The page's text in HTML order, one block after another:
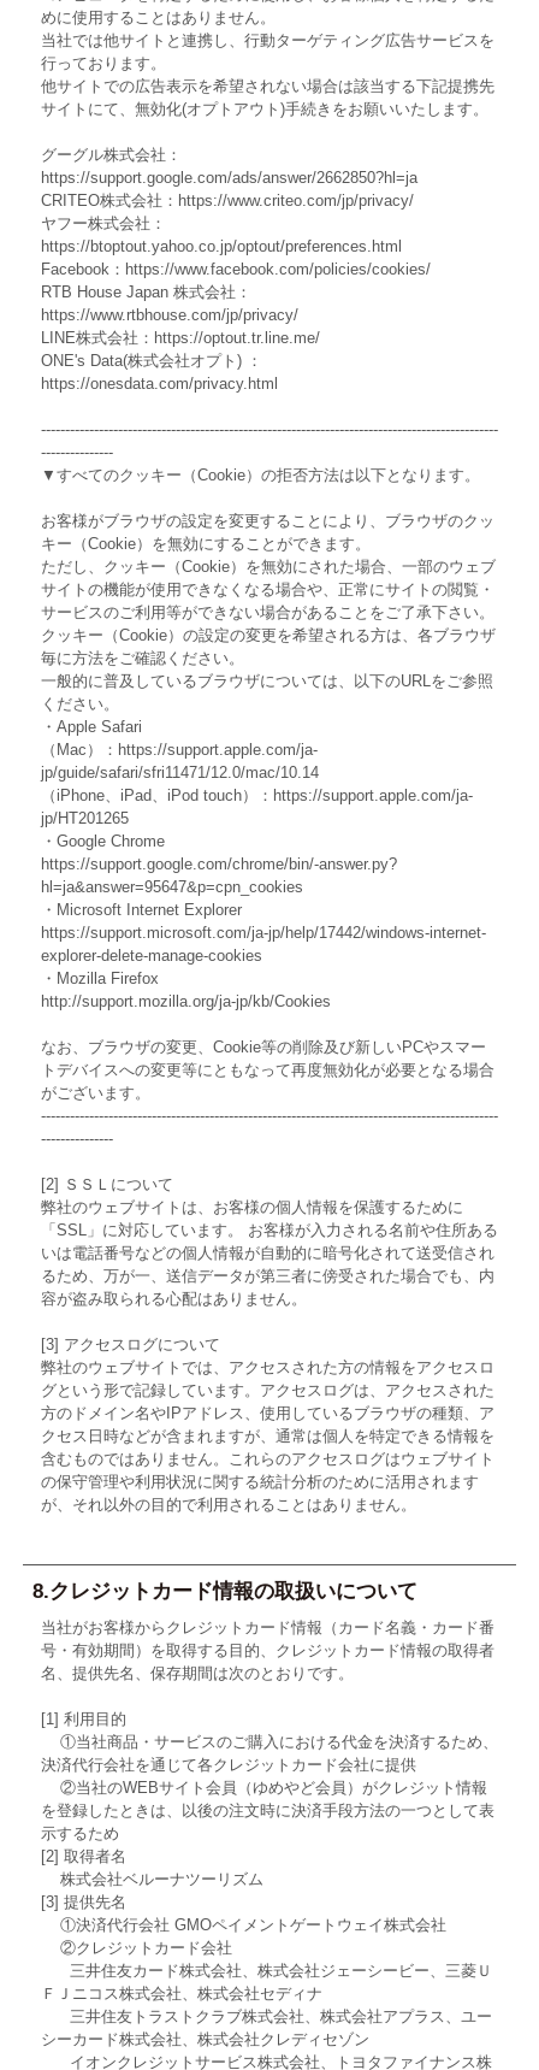
めに使用することはありません。
当社では他サイトと連携し、行動ターゲティング広告サービスを
行っております。
他サイトでの広告表示を希望されない場合は該当する下記提携先
サイトにて、無効化(オプトアウト)手続きをお願いいたします。
グーグル株式会社：
https://support.google.com/ads/answer/2662850?hl=ja
CRITEO株式会社：https://www.criteo.com/jp/privacy/
ヤフー株式会社：
https://btoptout.yahoo.co.jp/optout/preferences.html
Facebook：https://www.facebook.com/policies/cookies/
RTB House Japan 株式会社：
https://www.rtbhouse.com/jp/privacy/
LINE株式会社：https://optout.tr.line.me/
ONE's Data(株式会社オプト) ：
https://onesdata.com/privacy.html
-----------------------------------------------------------------------------------------------
---------------
▼すべてのクッキー（Cookie）の拒否方法は以下となります。
お客様がブラウザの設定を変更することにより、ブラウザのクッ
キー（Cookie）を無効にすることができます。
ただし、クッキー（Cookie）を無効にされた場合、一部のウェブ
サイトの機能が使用できなくなる場合や、正常にサイトの閲覧・
サービスのご利用等ができない場合があることをご了承下さい。
クッキー（Cookie）の設定の変更を希望される方は、各ブラウザ
毎に方法をご確認ください。
一般的に普及しているブラウザについては、以下のURLをご参照
ください。
・Apple Safari
（Mac）：https://support.apple.com/ja-
jp/guide/safari/sfri11471/12.0/mac/10.14
（iPhone、iPad、iPod touch）：https://support.apple.com/ja-
jp/HT201265
・Google Chrome
https://support.google.com/chrome/bin/-answer.py?
hl=ja&answer=95647&p=cpn_cookies
・Microsoft Internet Explorer
https://support.microsoft.com/ja-jp/help/17442/windows-internet-
explorer-delete-manage-cookies
・Mozilla Firefox
http://support.mozilla.org/ja-jp/kb/Cookies
なお、ブラウザの変更、Cookie等の削除及び新しいPCやスマー
トデバイスへの変更等にともなって再度無効化が必要となる場合
がございます。
-----------------------------------------------------------------------------------------------
---------------
[2] ＳＳＬについて
弊社のウェブサイトは、お客様の個人情報を保護するために
「SSL」に対応しています。 お客様が入力される名前や住所ある
いは電話番号などの個人情報が自動的に暗号化されて送受信され
るため、万が一、送信データが第三者に傍受された場合でも、内
容が盗み取られる心配はありません。
[3] アクセスログについて
弊社のウェブサイトでは、アクセスされた方の情報をアクセスロ
グという形で記録しています。アクセスログは、アクセスされた
方のドメイン名やIPアドレス、使用しているブラウザの種類、ア
クセス日時などが含まれますが、通常は個人を特定できる情報を
含むものではありません。これらのアクセスログはウェブサイト
の保守管理や利用状況に関する統計分析のために活用されます
が、それ以外の目的で利用されることはありません。
8.クレジットカード情報の取扱いについて
当社がお客様からクレジットカード情報（カード名義・カード番
号・有効期間）を取得する目的、クレジットカード情報の取得者
名、提供先名、保存期間は次のとおりです。
[1] 利用目的
①当社商品・サービスのご購入における代金を決済するため、
決済代行会社を通じて各クレジットカード会社に提供
②当社のWEBサイト会員（ゆめやど会員）がクレジット情報
を登録したときは、以後の注文時に決済手段方法の一つとして表
示するため
[2] 取得者名
株式会社ベルーナツーリズム
[3] 提供先名
①決済代行会社 GMOペイメントゲートウェイ株式会社
②クレジットカード会社
三井住友カード株式会社、株式会社ジェーシービー、三菱Ｕ
ＦＪニコス株式会社、株式会社セディナ
三井住友トラストクラブ株式会社、株式会社アプラス、ユー
シーカード株式会社、株式会社クレディセゾン
イオンクレジットサービス株式会社、トヨタファイナンス株